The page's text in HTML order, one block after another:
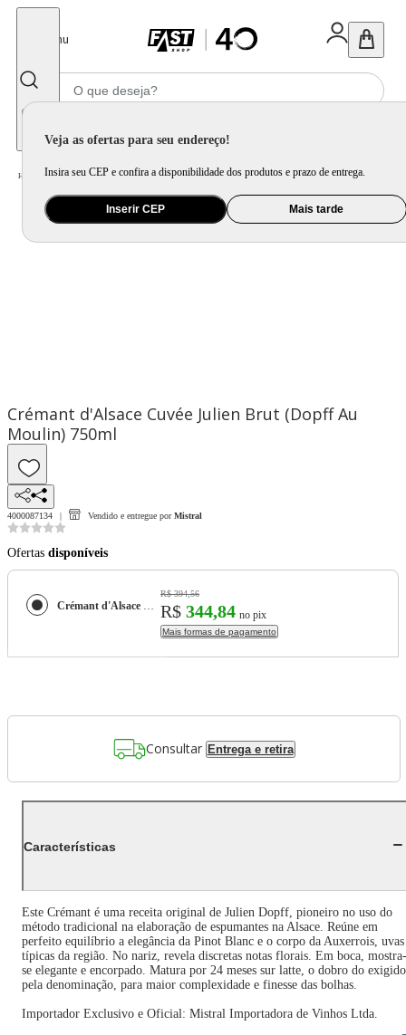
Menu
Veja as ofertas para seu endereço!
Insira seu CEP e confira a disponibilidade dos produtos e prazo de entrega.
Inserir CEP Mais tarde
Home Mercado / Bebida Vinho
Crémant d'Alsace Cuvée Julien Brut (Dopff Au
Moulin) 750ml
4000087134 Vendido e entregue por Mistral
Ofertas disponíveis
Crémant d'Alsace Cuvée Julien Brut (Dopff Au Moulin) 750ml
R$ 394,56
R$ 344,84 no pix
Mais formas de pagamento
Consultar Entrega e retira
Características
Este Crémant é uma receita original de Julien Dopff, pioneiro no uso do
método tradicional na elaboração de espumantes na Alsace. Reúne em
perfeito equilíbrio a elegância da Pinot Blanc e o corpo da Auxerrois, uvas
típicas da região. No nariz, revela discretas notas florais. Em boca, mostra-
se elegante e encorpado. Matura por 24 meses sur latte, o dobro do exigido
pela denominação, para maior complexidade e finesse das bolhas.
Importador Exclusivo e Oficial: Mistral Importadora de Vinhos Ltda.